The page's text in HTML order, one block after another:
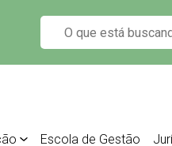
Escola de Gestão